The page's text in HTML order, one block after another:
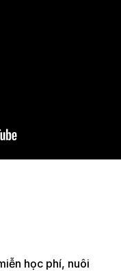
học phí, nuôi